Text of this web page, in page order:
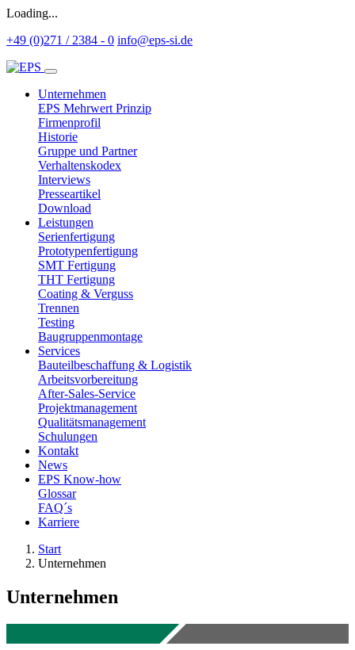
Loading...
+49 (0)271 / 2384 - 0 info@eps-si.de
Unternehmen
EPS Mehrwert Prinzip
Firmenprofil
Historie
Gruppe und Partner
Verhaltenskodex
Interviews
Presseartikel
Download
Leistungen
Serienfertigung
Prototypenfertigung
SMT Fertigung
THT Fertigung
Coating & Verguss
Trennen
Testing
Baugruppenmontage
Services
Bauteilbeschaffung & Logistik
Arbeitsvorbereitung
After-Sales-Service
Projektmanagement
Qualitätsmanagement
Schulungen
Kontakt
News
EPS Know-how
Glossar
FAQ´s
Karriere
Start
Unternehmen
Unternehmen